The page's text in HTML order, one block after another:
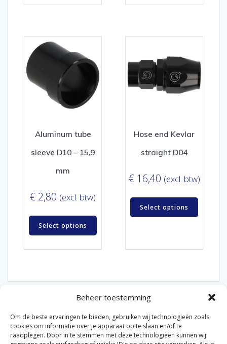
Beheer toestemming
Om de beste ervaringen te bieden, gebruiken wij technologieën zoals
cookies om informatie over je apparaat op te slaan en/of te
raadplegen. Door in te stemmen met deze technologieën kunnen wij
Aluminum tube
sleeve D10 – 15,9
mm
€ 2,80 (excl. btw)
Select options
Hose end Kevlar
straight D04
€ 16,40 (excl. btw)
Select options